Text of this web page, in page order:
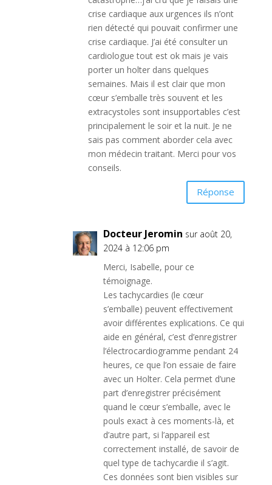
crise cardiaque aux urgences ils n’ont
rien détecté qui pouvait confirmer une
crise cardiaque. J’ai été consulter un
cardiologue tout est ok mais je vais
porter un holter dans quelques
semaines. Mais il est clair que mon
cœur s’emballe très souvent et les
extracystoles sont insupportables c’est
principalement le soir et la nuit. Je ne
sais pas comment aborder cela avec
mon médecin traitant. Merci pour vos
conseils.
Réponse
Docteur Jeromin sur août 20,
2024 à 12:06 pm
Merci, Isabelle, pour ce
témoignage.
Les tachycardies (le cœur
s’emballe) peuvent effectivement
avoir différentes explications. Ce qui
aide en général, c’est d’enregistrer
l’électrocardiogramme pendant 24
heures, ce que l’on essaie de faire
avec un Holter. Cela permet d’une
part d’enregistrer précisément
quand le cœur s’emballe, avec le
pouls exact à ces moments-là, et
d’autre part, si l’appareil est
correctement installé, de savoir de
quel type de tachycardie il s’agit.
Ces données sont bien visibles sur